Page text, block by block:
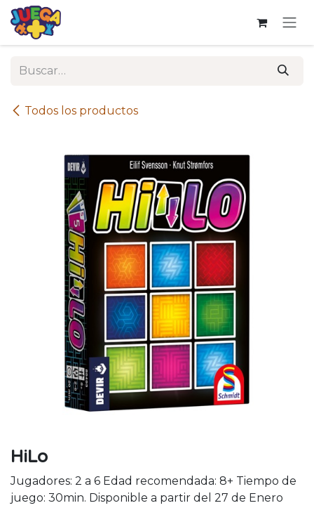
Ir al contenido
Todos los productos
HiLo
Jugadores: 2 a 6 Edad recomendada: 8+ Tiempo de
juego: 30min. Disponible a partir del 27 de Enero